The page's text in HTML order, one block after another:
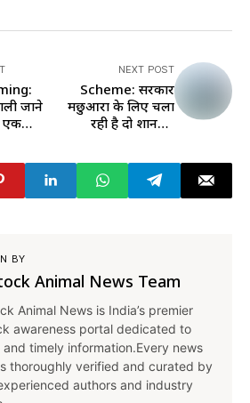
जाने
एक
NEXT POST
Scheme: सरकार
मछुआरों के लिए चला
रही है दो शानदार
BY
Animal News Team
Animal News is India’s premier
awareness portal dedicated to
and timely information.Every news
thoroughly verified and curated by
authors and industry